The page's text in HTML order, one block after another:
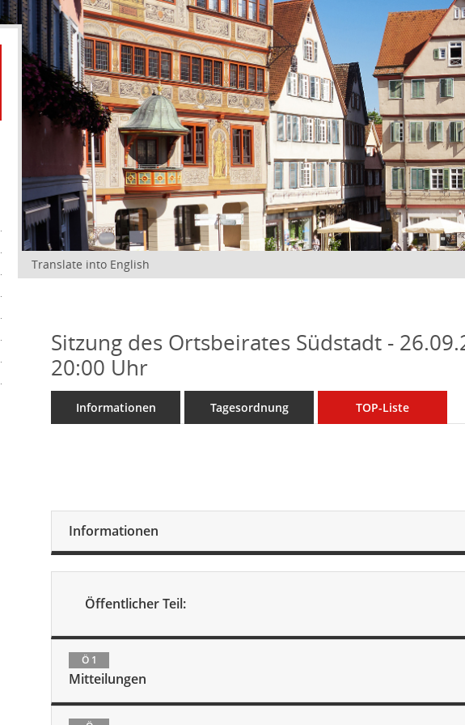
Translate into English
Sitzung des Ortsbeirates Südstadt -
20:00 Uhr
Informationen Tagesordnung TOP-Liste
Informationen
Öffentlicher Teil:
Ö 1
Mitteilungen